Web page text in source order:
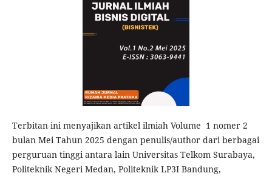
Terbitan ini menyajikan artikel ilmiah Volume 1 nomer 2
bulan Mei Tahun 2025 dengan penulis/author dari berbagai
perguruan tinggi antara lain Universitas Telkom Surabaya,
Politeknik Negeri Medan, Politeknik LP3I Bandung,